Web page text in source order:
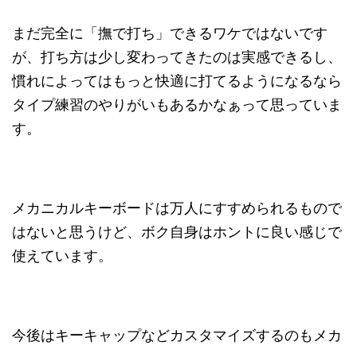
まだ完全に「撫で打ち」できるワケではないです
が、打ち方は少し変わってきたのは実感できるし、
慣れによってはもっと快適に打てるようになるなら
タイプ練習のやりがいもあるかなぁって思っていま
す。
メカニカルキーボードは万人にすすめられるもので
はないと思うけど、ボク自身はホントに良い感じで
使えています。
今後はキーキャップなどカスタマイズするのもメカ